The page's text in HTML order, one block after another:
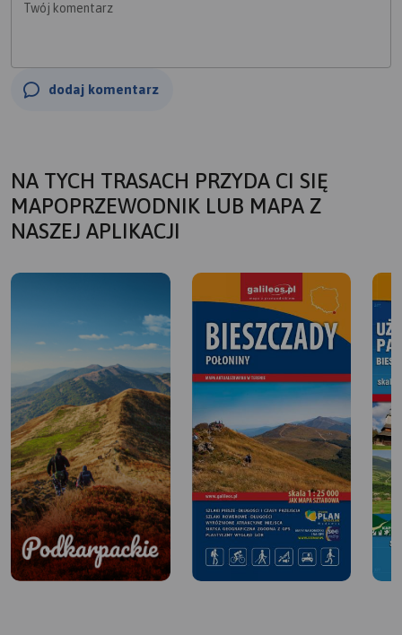
Twój komentarz
dodaj komentarz
NA TYCH TRASACH PRZYDA CI SIĘ
MAPOPRZEWODNIK LUB MAPA Z
NASZEJ APLIKACJI